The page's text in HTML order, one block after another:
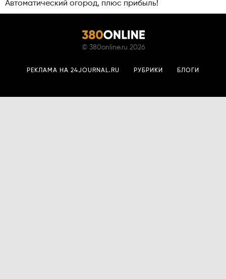
Автоматический огород, плюс прибыль!
© 380online.ru 2026
РЕКЛАМА НА 24JOURNAL.RU РУБРИКИ БЛОГИ